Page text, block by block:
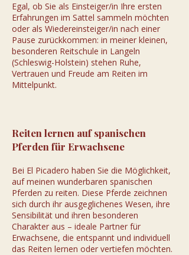
Egal, ob Sie als Einsteiger/in Ihre ersten
Erfahrungen im Sattel sammeln möchten
oder als Wiedereinsteiger/in nach einer
Pause zurückkommen: in meiner kleinen,
besonderen Reitschule in Langeln
(Schleswig-Holstein) stehen Ruhe,
Vertrauen und Freude am Reiten im
Mittelpunkt.
Reiten lernen auf spanischen
Pferden für Erwachsene
Bei El Picadero haben Sie die Möglichkeit,
auf meinen wunderbaren spanischen
Pferden zu reiten. Diese Pferde zeichnen
sich durch ihr ausgeglichenes Wesen, ihre
Sensibilität und ihren besonderen
Charakter aus – ideale Partner für
Erwachsene, die entspannt und individuell
das Reiten lernen oder vertiefen möchten.